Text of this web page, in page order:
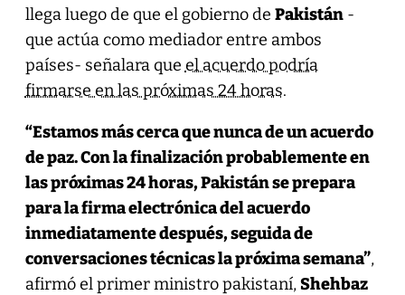
llega luego de que el gobierno de Pakistán-
que actúa como mediador entre ambos
países- señalara que el acuerdo podría
firmarse en las próximas 24 horas.
“Estamos más cerca que nunca de un acuerdo
de paz. Con la finalización probablemente en
las próximas 24 horas, Pakistán se prepara
para la firma electrónica del acuerdo
inmediatamente después, seguida de
conversaciones técnicas la próxima semana”,
afirmó el primer ministro pakistaní,Shehbaz